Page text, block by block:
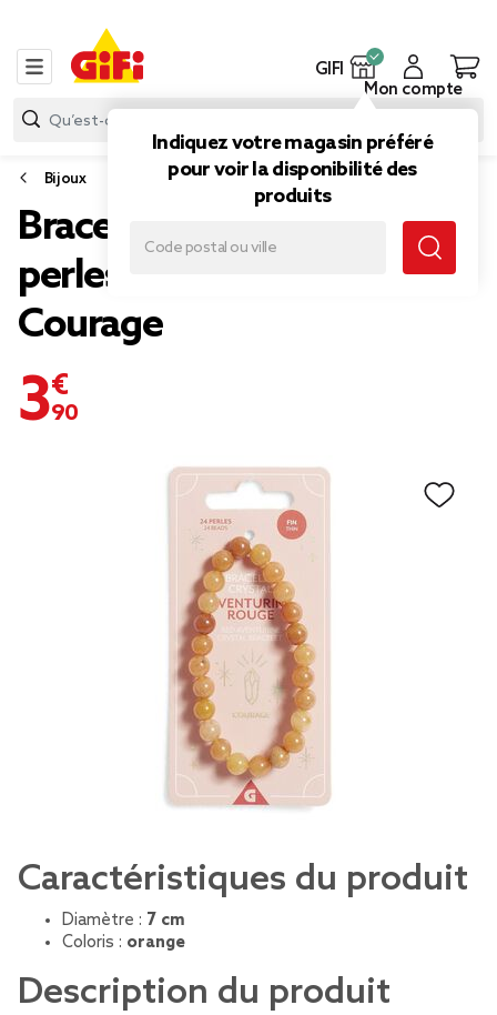
GIFI
Indiquez votre magasin préféré
pour voir la disponibilité des
produits
Mon compte
Bijoux
Bracelet crystal large 26
perles aventurine rouge -
Courage
3,90 €
Caractéristiques du produit
Diamètre : 7 cm
Coloris : orange
Description du produit